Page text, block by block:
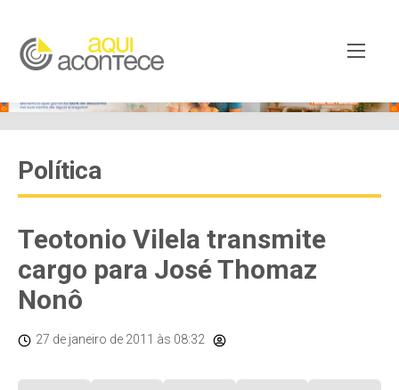
Política
Teotonio Vilela transmite
cargo para José Thomaz
Nonô
27 de janeiro de 2011 às 08:32